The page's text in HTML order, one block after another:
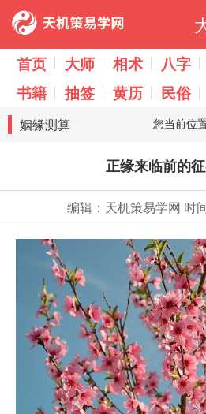
首页 大师 相术 八字
书籍
抽签 黄历 民俗
姻缘测算 您当前位
正缘来临前的
编辑：天机策易学网 时